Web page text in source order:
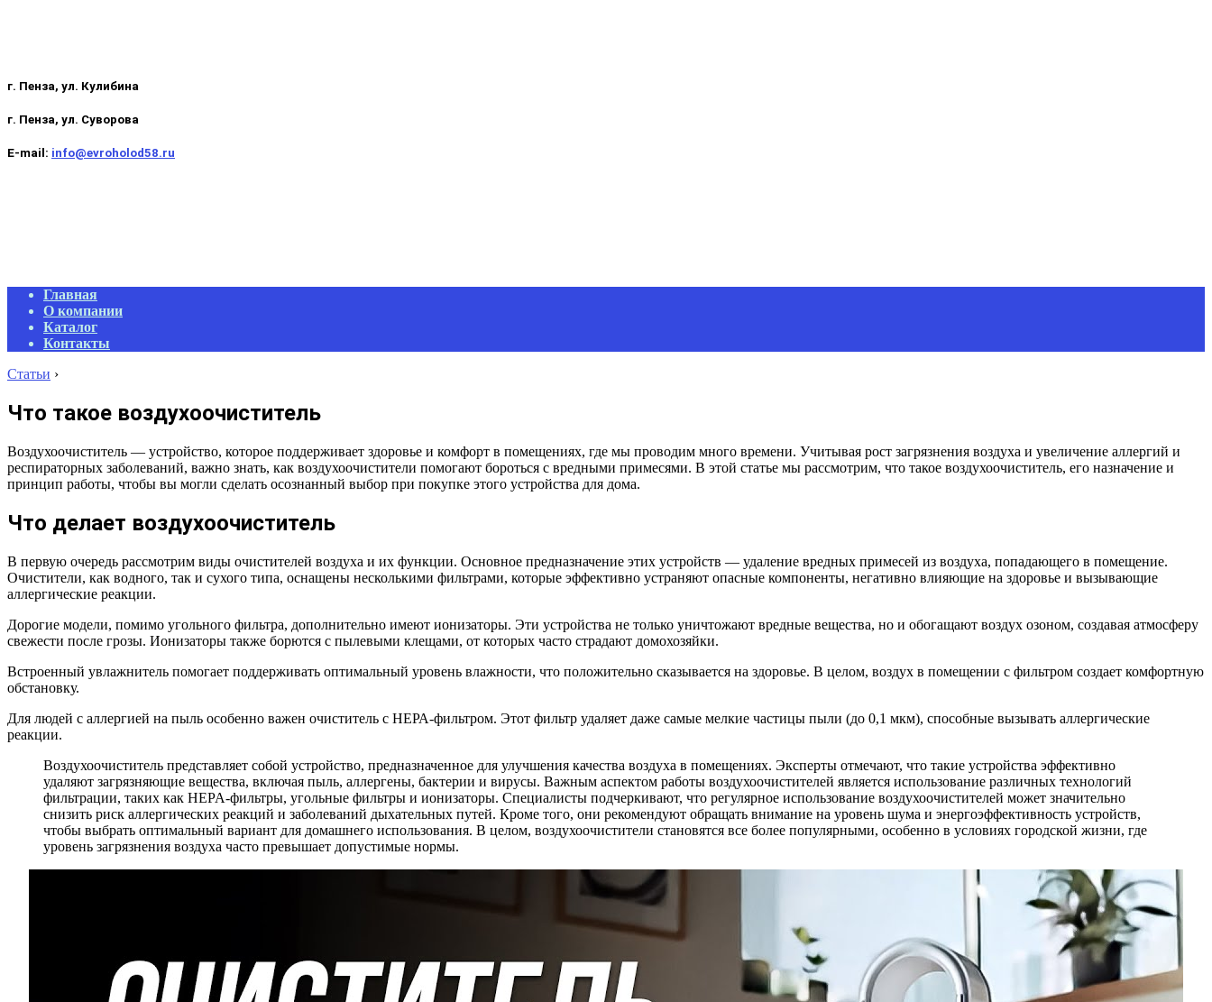
г. Пенза, ул. Кулибина
г. Пенза, ул. Суворова
E-mail: info@evroholod58.ru
Primary
Navigation
Menu
Главная
О компании
Каталог
Контакты
Статьи ›
Что такое воздухоочиститель
Воздухоочиститель — устройство, которое поддерживает здоровье и комфорт в помещениях, где мы проводим много времени. Учитывая рост загрязнения воздуха и увеличение аллергий и
респираторных заболеваний, важно знать, как воздухоочистители помогают бороться с вредными примесями. В этой статье мы рассмотрим, что такое воздухоочиститель, его назначение и
принцип работы, чтобы вы могли сделать осознанный выбор при покупке этого устройства для дома.
Что делает воздухоочиститель
В первую очередь рассмотрим виды очистителей воздуха и их функции. Основное предназначение этих устройств — удаление вредных примесей из воздуха, попадающего в помещение.
Очистители, как водного, так и сухого типа, оснащены несколькими фильтрами, которые эффективно устраняют опасные компоненты, негативно влияющие на здоровье и вызывающие
аллергические реакции.
Дорогие модели, помимо угольного фильтра, дополнительно имеют ионизаторы. Эти устройства не только уничтожают вредные вещества, но и обогащают воздух озоном, создавая атмосферу
свежести после грозы. Ионизаторы также борются с пылевыми клещами, от которых часто страдают домохозяйки.
Встроенный увлажнитель помогает поддерживать оптимальный уровень влажности, что положительно сказывается на здоровье. В целом, воздух в помещении с фильтром создает комфортную
обстановку.
Для людей с аллергией на пыль особенно важен очиститель с НЕРА-фильтром. Этот фильтр удаляет даже самые мелкие частицы пыли (до 0,1 мкм), способные вызывать аллергические
реакции.
Воздухоочиститель представляет собой устройство, предназначенное для улучшения качества воздуха в помещениях. Эксперты отмечают, что такие устройства эффективно
удаляют загрязняющие вещества, включая пыль, аллергены, бактерии и вирусы. Важным аспектом работы воздухоочистителей является использование различных технологий
фильтрации, таких как HEPA-фильтры, угольные фильтры и ионизаторы. Специалисты подчеркивают, что регулярное использование воздухоочистителей может значительно
снизить риск аллергических реакций и заболеваний дыхательных путей. Кроме того, они рекомендуют обращать внимание на уровень шума и энергоэффективность устройств,
чтобы выбрать оптимальный вариант для домашнего использования. В целом, воздухоочистители становятся все более популярными, особенно в условиях городской жизни, где
уровень загрязнения воздуха часто превышает допустимые нормы.